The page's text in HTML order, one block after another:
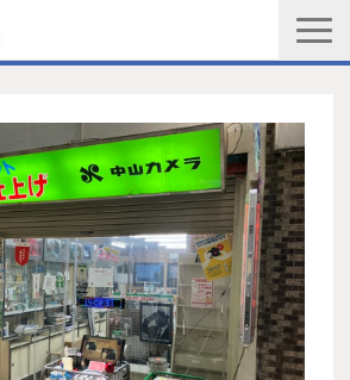
メルマガ登録
PGC新規登録申込み
館協会新規登録申込み
お問い合わせ